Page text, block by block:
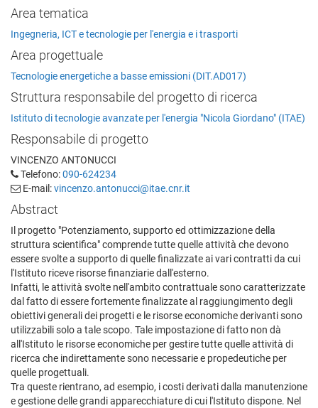
Area tematica
Ingegneria, ICT e tecnologie per l'energia e i trasporti
Area progettuale
Tecnologie energetiche a basse emissioni (DIT.AD017)
Struttura responsabile del progetto di ricerca
Istituto di tecnologie avanzate per l'energia "Nicola Giordano" (ITAE)
Responsabile di progetto
VINCENZO ANTONUCCI
Telefono:090-624234
E-mail:vincenzo.antonucci@itae.cnr.it
Abstract
Il progetto "Potenziamento, supporto ed ottimizzazione della
struttura scientifica" comprende tutte quelle attività che devono
essere svolte a supporto di quelle finalizzate ai vari contratti da cui
l'Istituto riceve risorse finanziarie dall'esterno.
Infatti, le attività svolte nell'ambito contrattuale sono caratterizzate
dal fatto di essere fortemente finalizzate al raggiungimento degli
obiettivi generali dei progetti e le risorse economiche derivanti sono
utilizzabili solo a tale scopo. Tale impostazione di fatto non dà
all'Istituto le risorse economiche per gestire tutte quelle attività di
ricerca che indirettamente sono necessarie e propedeutiche per
quelle progettuali.
Tra queste rientrano, ad esempio, i costi derivati dalla manutenzione
e gestione delle grandi apparecchiature di cui l'Istituto dispone. Nel